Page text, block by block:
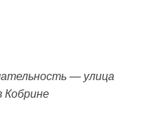
— улица
Кобрине